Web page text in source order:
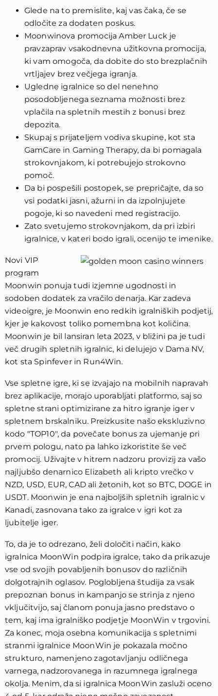
Glede na to premislite, kaj vas čaka, če se
odločite za dodaten poskus.
Moonwinova promocija Amber Luck je
pravzaprav vsakodnevna užitkovna promocija,
ki vam omogoča, da dobite do sto brezplačnih
vrtljajev brez večjega igranja.
Ugledne igralnice so del nenehno
posodobljenega seznama možnosti brez
vplačila na spletnih mestih z bonusi brez
depozita.
Skupaj s prijateljem vodiva skupine, kot sta
GamCare in Gaming Therapy, da bi pomagala
strokovnjakom, ki potrebujejo strokovno
pomoč.
Da bi pospešili postopek, se prepričajte, da so
vsi podatki jasni, ažurni in da izpolnjujete
pogoje, ki so navedeni med registracijo.
Zato svetujemo strokovnjakom, da pri izbiri
igralnice, v kateri bodo igrali, ocenijo te imenike.
Novi VIP
program
Moonwin ponuja tudi izjemne ugodnosti in
sodoben dodatek za vračilo denarja. Kar zadeva
videoigre, je Moonwin eno redkih igralniških podjetij,
kjer je kakovost toliko pomembna kot količina.
Moonwin je bil lansiran leta 2023, v bližini pa je tudi
več drugih spletnih igralnic, ki delujejo v Dama NV,
kot sta Spinfever in Run4Win.
Vse spletne igre, ki se izvajajo na mobilnih napravah
brez aplikacije, morajo uporabljati platformo, saj so
spletne strani optimizirane za hitro igranje iger v
spletnem brskalniku. Preizkusite našo ekskluzivno
kodo "TOP10", da povečate bonus za ujemanje pri
prvem pologu, nato pa lahko izkoristite še več
promocij. Uživajte v hitrem nadzoru provizij za vašo
najljubšo denarnico Elizabeth ali kripto vrečko v
NZD, USD, EUR, CAD ali žetonih, kot so BTC, DOGE in
USDT. Moonwin je ena najboljših spletnih igralnic v
Kanadi, zasnovana tako za igralce v igri kot za
ljubitelje iger.
To, da je to odrezano, želi določiti način, kako
igralnica MoonWin podpira igralce, tako da prikazuje
vse od svojih povabljenih bonusov do različnih
dolgotrajnih oglasov. Poglobljena študija za vsak
prepoznan bonus in kampanjo se strinja z njeno
vključitvijo, saj članom ponuja jasno predstavo o
tem, kaj ima igralniško podjetje MoonWin v trgovini.
Za konec, moja osebna komunikacija s spletnimi
stranmi igralnice MoonWin je pokazala močno
strukturo, namenjeno zagotavljanju odličnega
varnega, nadzorovanega in razumnega igralnega
okolja. Menim, da si igralnica MoonWin zasluži oceno